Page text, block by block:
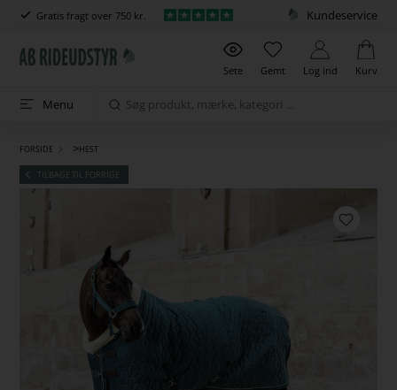
Gratis fragt over 750 kr. Kundeservice
Sete Gemt Log ind Kurv
Menu
FORSIDE >HEST
TILBAGE TIL FORRIGE